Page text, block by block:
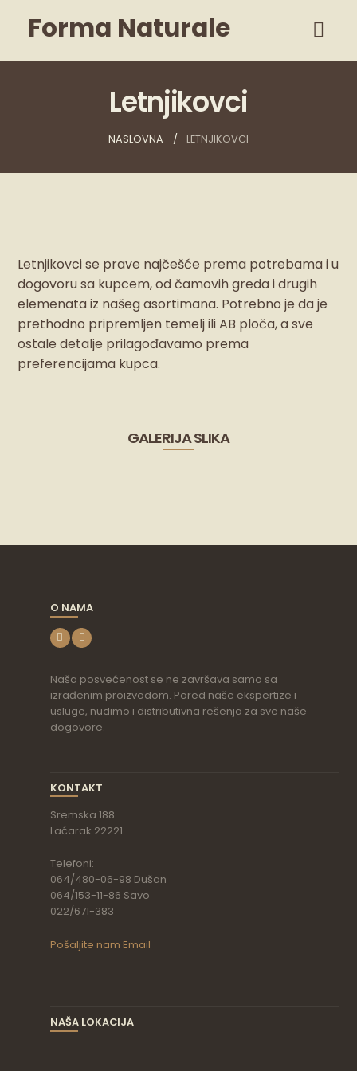
Forma Naturale
Letnjikovci
NASLOVNA LETNJIKOVCI
Letnjikovci se prave najčešće prema potrebama i u
dogovoru sa kupcem, od čamovih greda i drugih
elemenata iz našeg asortimana. Potrebno je da je
prethodno pripremljen temelj ili AB ploča, a sve
ostale detalje prilagođavamo prema
preferencijama kupca.
GALERIJA SLIKA
O NAMA
Naša posvećenost se ne završava samo sa
izrađenim proizvodom. Pored naše ekspertize i
usluge, nudimo i distributivna rešenja za sve naše
dogovore.
KONTAKT
Sremska 188
Laćarak 22221
Telefoni:
064/480-06-98 Dušan
064/153-11-86 Savo
022/671-383
Pošaljite nam Email
NAŠA LOKACIJA